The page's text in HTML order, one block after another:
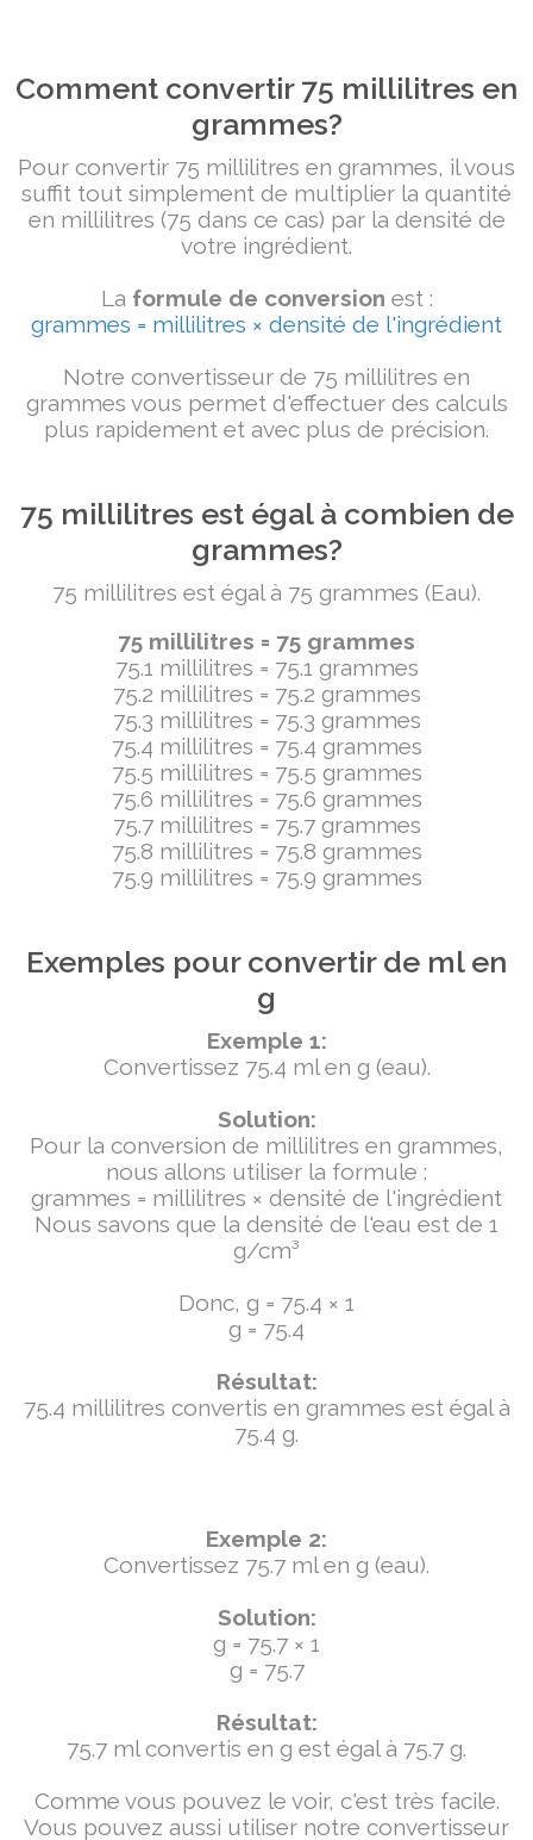
Comment convertir 75 millilitres en
grammes?
Pour convertir 75 millilitres en grammes, il vous
suffit tout simplement de multiplier la quantité
en millilitres (75 dans ce cas) par la densité de
votre ingrédient.
La formule de conversion est :
grammes = millilitres × densité de l'ingrédient
Notre convertisseur de 75 millilitres en
grammes vous permet d'effectuer des calculs
plus rapidement et avec plus de précision.
75 millilitres est égal à combien de
grammes?
75 millilitres est égal à 75 grammes (Eau).
75 millilitres = 75 grammes
75.1 millilitres = 75.1 grammes
75.2 millilitres = 75.2 grammes
75.3 millilitres = 75.3 grammes
75.4 millilitres = 75.4 grammes
75.5 millilitres = 75.5 grammes
75.6 millilitres = 75.6 grammes
75.7 millilitres = 75.7 grammes
75.8 millilitres = 75.8 grammes
75.9 millilitres = 75.9 grammes
Exemples pour convertir de ml en
g
Exemple 1:
Convertissez 75.4 ml en g (eau).
Solution:
Pour la conversion de millilitres en grammes,
nous allons utiliser la formule :
grammes = millilitres × densité de l'ingrédient
Nous savons que la densité de l'eau est de 1
g/cm³
Donc, g = 75.4 × 1
g = 75.4
Résultat:
75.4 millilitres convertis en grammes est égal à
75.4 g.
Exemple 2:
Convertissez 75.7 ml en g (eau).
Solution:
g = 75.7 × 1
g = 75.7
Résultat:
75.7 ml convertis en g est égal à 75.7 g.
Comme vous pouvez le voir, c'est très facile.
Vous pouvez aussi utiliser notre convertisseur